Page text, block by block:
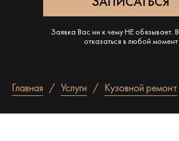
Заявка Вас ни к чему НЕ обязывает.
отказаться в любой момент
Главная Услуги Кузовной ремонт